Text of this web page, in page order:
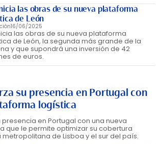
las obras de su nueva plataforma
de León
16/06/2025
las obras de su nueva plataforma
de León, la segunda más grande de la
y que supondrá una inversión de 42
de euros.
su presencia en Portugal con
logística
en Portugal con una nueva
que le permite optimizar su cobertura
de Lisboa y el sur del país.